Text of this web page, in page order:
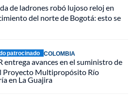
de ladrones robó lujoso reloj en
del norte de Bogotá: esto se
patrocinado COLOMBIA
entrega avances en el suministro de
Proyecto Multipropósito Río
en La Guajira